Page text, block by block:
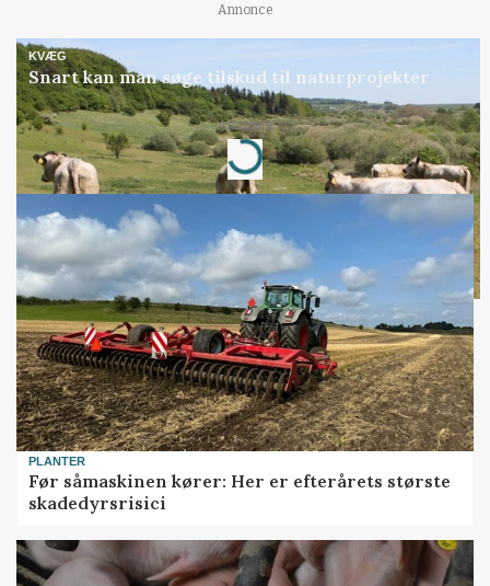
Annonce
KVÆG
Snart kan man søge tilskud til naturprojekter
Annonce
Loading...
PLANTER
Før såmaskinen kører: Her er efterårets største
skadedyrsrisici